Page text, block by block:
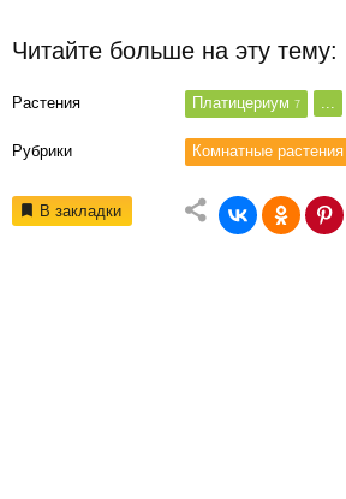
Читайте больше на эту тему:
Растения Платицериум 7 ...
Рубрики Комнатные растения
В закладки